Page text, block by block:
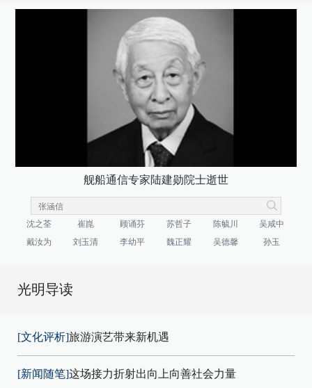
舰船通信专家陆建勋院士逝世
沈之荃 崔崑 顾诵芬 苏哲子 陈毓川
吴咸中
戴汝为
刘玉清 李幼平 魏正耀 吴德馨 孙玉
光明导读
[文化评析]旅游演艺带来新机遇
[新闻随笔]这场接力折射出向上向善社会力量